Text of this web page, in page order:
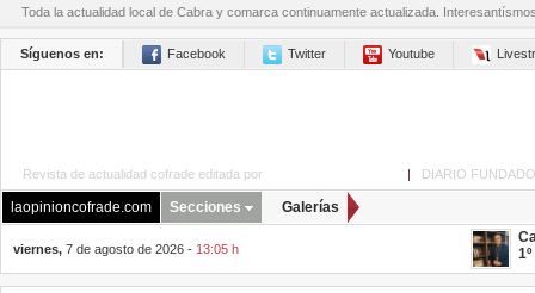
Toda la actualidad local de Cabra y comarca continuamente actualizada.
Síguenos en: Facebook Twitter Youtube
Revista de actualidad cofrade editada por | DIARIO
laopinioncofrade.com Secciones Galerías
viernes, 7 de agosto de 2026 - 13:05 h